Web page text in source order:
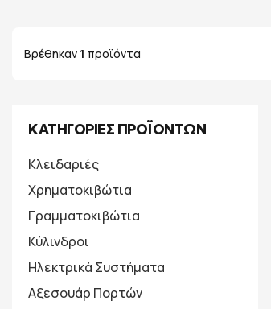
Βρέθηκαν 1 προϊόντα
ΚΑΤΗΓΟΡΙΕΣ ΠΡΟΪΟΝΤΩΝ
Κλειδαριές
Χρηματοκιβώτια
Γραμματοκιβώτια
Κύλινδροι
Ηλεκτρικά Συστήματα
Αξεσουάρ Πορτών